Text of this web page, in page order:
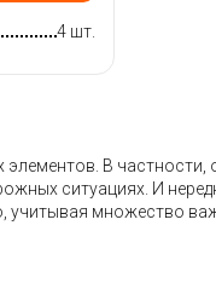
4 шт.
В частности,
ситуациях. И
учитывая множество